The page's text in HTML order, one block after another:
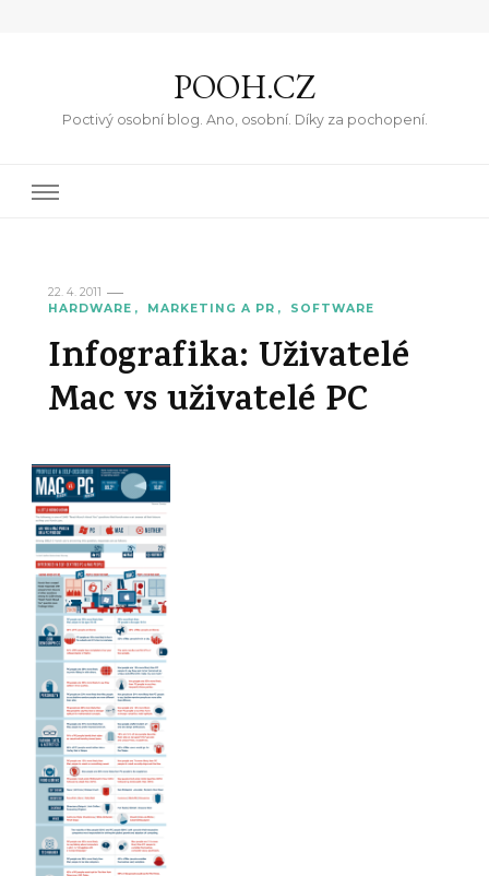
POOH.CZ
Poctivý osobní blog. Ano, osobní. Díky za pochopení.
22. 4. 2011
HARDWARE
MARKETING A PR SOFTWARE
Infografika: Uživatelé
Mac vs uživatelé PC